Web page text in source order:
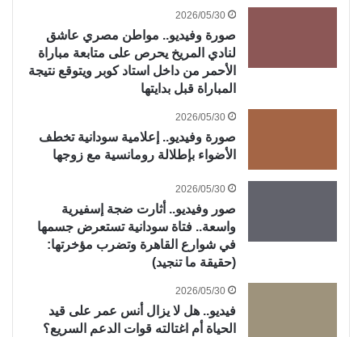
2026/05/30
صورة وفيديو.. مواطن مصري عاشق
لنادي المريخ يحرص على متابعة مباراة
الأحمر من داخل استاد كوبر ويتوقع نتيجة
المباراة قبل بدايتها
2026/05/30
صورة وفيديو.. إعلامية سودانية تخطف
الأضواء بإطلالة رومانسية مع زوجها
2026/05/30
صور وفيديو.. أثارت ضجة إسفيرية
واسعة.. فتاة سودانية تستعرض جسمها
في شوارع القاهرة وتضرب مؤخرتها:
(حقيقة ما تنجيد)
2026/05/30
فيديو.. هل لا يزال أنس عمر على قيد
الحياة أم اغتالته قوات الدعم السريع؟